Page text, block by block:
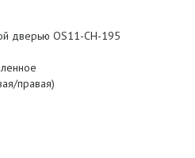
дверью OS11-CH-195
правая)